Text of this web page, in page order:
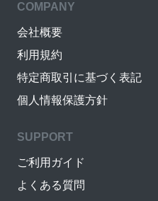
COMPANY
会社概要
利用規約
特定商取引に基づく表記
個人情報保護方針
SUPPORT
ご利用ガイド
よくある質問